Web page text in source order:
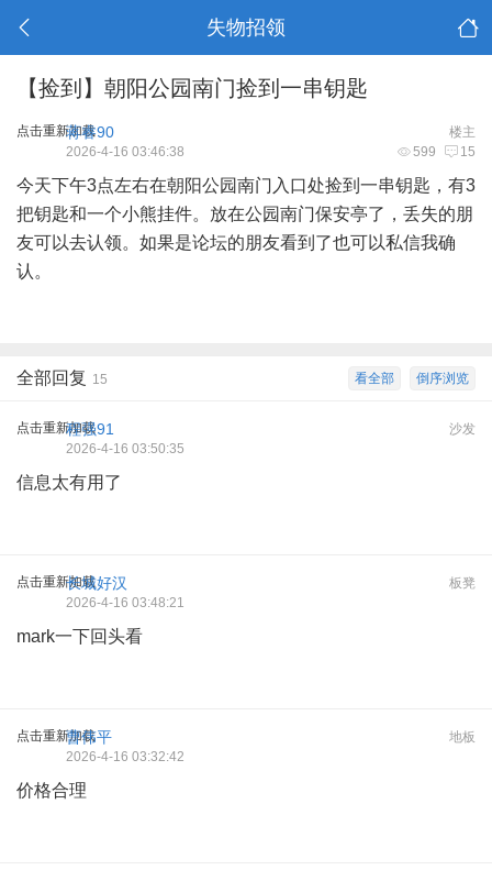
失物招领
【捡到】朝阳公园南门捡到一串钥匙
点击重新加载 楼主
蒋睿90
599 15
2026-4-16 03:46:38
今天下午3点左右在朝阳公园南门入口处捡到一串钥匙，有3
把钥匙和一个小熊挂件。放在公园南门保安亭了，丢失的朋
友可以去认领。如果是论坛的朋友看到了也可以私信我确
认。
倒序浏览
看全部
全部回复 15
点击重新加载 沙发
程强91
2026-4-16 03:50:35
信息太有用了
点击重新加载 板凳
长城好汉
2026-4-16 03:48:21
mark一下回头看
点击重新加载 地板
曹伟平
2026-4-16 03:32:42
价格合理